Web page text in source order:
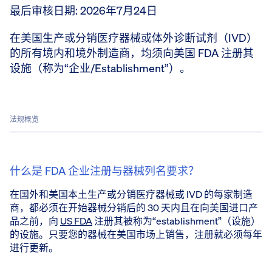
最后审核日期: 2026年7月24日
在美国生产或分销医疗器械或体外诊断试剂（IVD）
的所有境内和境外制造商，均须向美国 FDA 注册其
设施（称为“企业/Establishment”）。
法规概览
什么是 FDA 企业注册与器械列名要求？
在国外和美国本土生产或分销医疗器械或 IVD 的每家制造
商，都必须在开始器械分销后的 30 天内且在向美国进口产
品之前，向 US FDA注册其被称为“establishment”（设施）
的设施。只要您的器械在美国市场上销售，注册就必须每年
进行更新。